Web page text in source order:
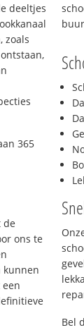
deeltjes
zoals
365
de
ons te
kunnen
Bel